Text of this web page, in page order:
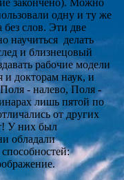
одну и ту же
без слов. Эти две
научиться делать
и близнецовый
рабочие модели
и докторам наук, и
- налево, Поля -
лишь пятой по
от других
У них был
обладали